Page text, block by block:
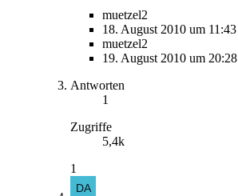
muetzel2
18. August 2010 um 11:43
muetzel2
19. August 2010 um 20:28
Antworten
1
Zugriffe
5,4k
1